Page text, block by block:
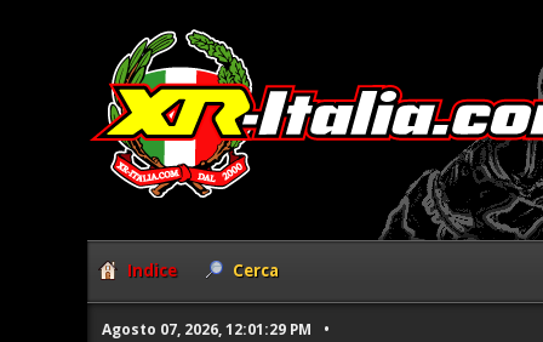
Indice Cerca
Agosto 07, 2026, 12:01:29 PM